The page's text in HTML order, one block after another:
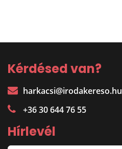
Kérdésed van?
harkacsi@irodakereso.hu
+36 30 644 76 55
Hírlevél